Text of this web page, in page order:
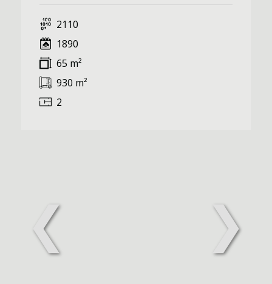
2110
1890
65 m²
930 m²
2
❮ ❯